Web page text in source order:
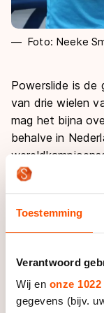
Toestemming
Verantwoord
Wij en onze
gegevens (bijv.
Foto: Neeke
Powerslide is
van drie wielen
mag het bijna
behalve in
Of dat gaat
hoor momenteel
In de marathons
zeker, het is